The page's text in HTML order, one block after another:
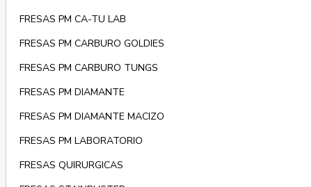
FRESAS PM CA-TU LAB
FRESAS PM CARBURO GOLDIES
FRESAS PM CARBURO TUNGS
FRESAS PM DIAMANTE
FRESAS PM DIAMANTE MACIZO
FRESAS PM LABORATORIO
FRESAS QUIRURGICAS